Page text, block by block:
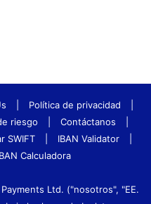
Política de privacidad
riesgo Contáctanos
SWIFT IBAN Validator
Calculadora
Ltd. ("nosotros", "EE.